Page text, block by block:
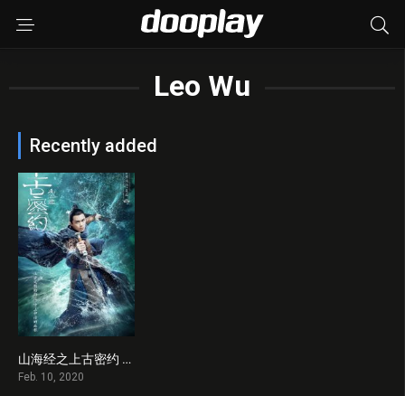
Leo Wu
Recently added
8
山海经之上古密约 2020 en Streaming HD Gratuit !
Feb. 10, 2020